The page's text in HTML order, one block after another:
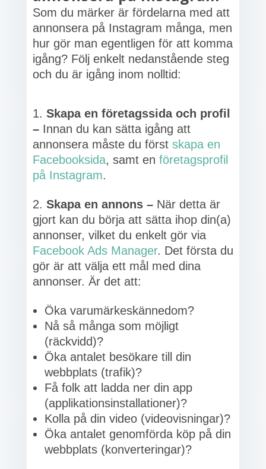
Som du märker är fördelarna med att
annonsera på Instagram många, men
hur gör man egentligen för att komma
igång? Följ enkelt nedanstående steg
och du är igång inom nolltid:
Skapa en företagssida och profil
– Innan du kan sätta igång att
annonsera måste du först skapa en
Facebooksida, samt en företagsprofil
på Instagram.
Skapa en annons – När detta är
gjort kan du börja att sätta ihop din(a)
annonser, vilket du enkelt gör via
Facebook Ads Manager. Det första du
gör är att välja ett mål med dina
annonser. Är det att:
Öka varumärkeskännedom?
Nå så många som möjligt
(räckvidd)?
Öka antalet besökare till din
webbplats (trafik)?
Få folk att ladda ner din app
(applikationsinstallationer)?
Kolla på din video (videovisningar)?
Öka antalet genomförda köp på din
webbplats (konverteringar)?